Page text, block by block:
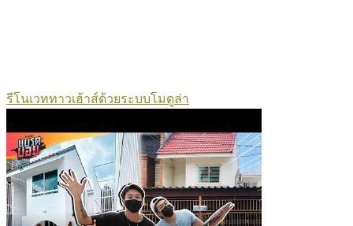
รีโนเวททาวเฮ้าส์ด้วยระบบโมดูล่า